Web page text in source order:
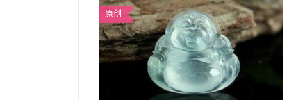
原创